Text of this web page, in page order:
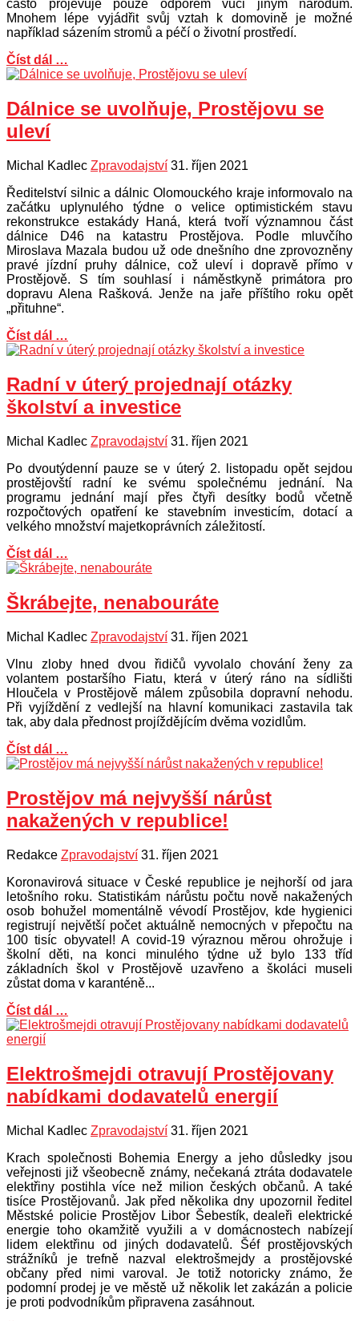
často projevuje pouze odporem vůči jiným národům.
Mnohem lépe vyjádřit svůj vztah k domovině je možné
například sázením stromů a péčí o životní prostředí.
Číst dál …
Dálnice se uvolňuje, Prostějovu se
uleví
Michal Kadlec Zpravodajství 31. říjen 2021
Ředitelství silnic a dálnic Olomouckého kraje informovalo na
začátku uplynulého týdne o velice optimistickém stavu
rekonstrukce estakády Haná, která tvoří významnou část
dálnice D46 na katastru Prostějova. Podle mluvčího
Miroslava Mazala budou už ode dnešního dne zprovozněny
pravé jízdní pruhy dálnice, což uleví i dopravě přímo v
Prostějově. S tím souhlasí i náměstkyně primátora pro
dopravu Alena Rašková. Jenže na jaře příštího roku opět
„přituhne“.
Číst dál …
Radní v úterý projednají otázky
školství a investice
Michal Kadlec Zpravodajství 31. říjen 2021
Po dvoutýdenní pauze se v úterý 2. listopadu opět sejdou
prostějovští radní ke svému společnému jednání. Na
programu jednání mají přes čtyři desítky bodů včetně
rozpočtových opatření ke stavebním investicím, dotací a
velkého množství majetkoprávních záležitostí.
Číst dál …
Škrábejte, nenabouráte
Michal Kadlec Zpravodajství 31. říjen 2021
Vlnu zloby hned dvou řidičů vyvolalo chování ženy za
volantem postaršího Fiatu, která v úterý ráno na sídlišti
Hloučela v Prostějově málem způsobila dopravní nehodu.
Při vyjíždění z vedlejší na hlavní komunikaci zastavila tak
tak, aby dala přednost projíždějícím dvěma vozidlům.
Číst dál …
Prostějov má nejvyšší nárůst
nakažených v republice!
Redakce Zpravodajství 31. říjen 2021
Koronavirová situace v České republice je nejhorší od jara
letošního roku. Statistikám nárůstu počtu nově nakažených
osob bohužel momentálně vévodí Prostějov, kde hygienici
registrují největší počet aktuálně nemocných v přepočtu na
100 tisíc obyvatel! A covid-19 výraznou měrou ohrožuje i
školní děti, na konci minulého týdne už bylo 133 tříd
základních škol v Prostějově uzavřeno a školáci museli
zůstat doma v karanténě...
Číst dál …
Elektrošmejdi otravují Prostějovany
nabídkami dodavatelů energií
Michal Kadlec Zpravodajství 31. říjen 2021
Krach společnosti Bohemia Energy a jeho důsledky jsou
veřejnosti již všeobecně známy, nečekaná ztráta dodavatele
elektřiny postihla více než milion českých občanů. A také
tisíce Prostějovanů. Jak před několika dny upozornil ředitel
Městské policie Prostějov Libor Šebestík, dealeři elektrické
energie toho okamžitě využili a v domácnostech nabízejí
lidem elektřinu od jiných dodavatelů. Šéf prostějovských
strážníků je trefně nazval elektrošmejdy a prostějovské
občany před nimi varoval. Je totiž notoricky známo, že
podomní prodej je ve městě už několik let zakázán a policie
je proti podvodníkům připravena zasáhnout.